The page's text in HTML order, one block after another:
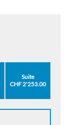
Suite
CHF 2'253.00